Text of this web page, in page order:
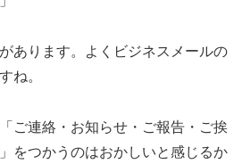
あります。よくビジネスメールの
ね。
ご連絡・お知らせ・ご報告・ご挨
をつかうのはおかしいと感じるか